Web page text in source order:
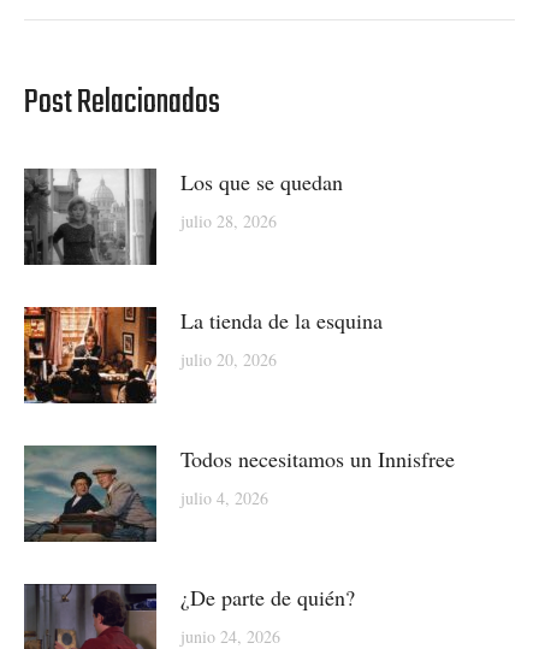
Post Relacionados
Los que se quedan
julio 28, 2026
La tienda de la esquina
julio 20, 2026
Todos necesitamos un Innisfree
julio 4, 2026
¿De parte de quién?
junio 24, 2026